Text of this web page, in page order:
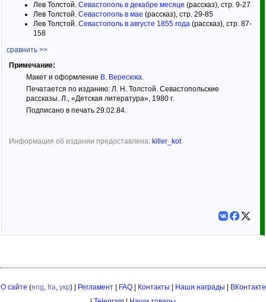
Лев Толстой. Севастополь в декабре месяце (рассказ), стр. 9-27
Лев Толстой. Севастополь в мае (рассказ), стр. 29-85
Лев Толстой. Севастополь в августе 1855 года (рассказ), стр. 87-
158
сравнить >>
Примечание:
Макет и оформление В. Вересюка.
Печатается по изданию: Л. Н. Толстой. Севастопольские
рассказы. Л., «Детская литература», 1980 г.
Подписано в печать 29.02.84.
Информация об издании предоставлена: killer_kot
О сайте (eng, fra, укр) | Регламент| FAQ| Контакты Наши награды
ВКонтакте